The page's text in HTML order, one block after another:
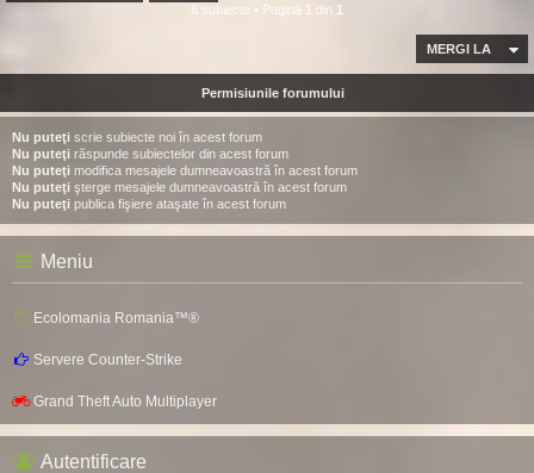
6 subiecte • Pagina 1 din 1
MERGI LA
Permisiunile forumului
Nu puteţi scrie subiecte noi în acest forum
Nu puteţi răspunde subiectelor din acest forum
Nu puteţi modifica mesajele dumneavoastră în acest forum
Nu puteţi şterge mesajele dumneavoastră în acest forum
Nu puteţi publica fişiere ataşate în acest forum
Meniu
Ecolomania Romania™®
Servere Counter-Strike
Grand Theft Auto Multiplayer
Autentificare